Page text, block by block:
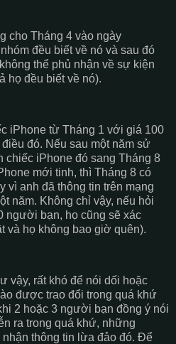
cho Tháng 4 vào ngày
đều biết về nó và sau đó
thể phủ nhận về sự kiện
họ đều biết về nó).
iPhone từ Tháng 1 với giá 100
đó. Nếu sau một năm sử
chiếc iPhone đó sang Tháng 8
mới tinh, thì Tháng 8 có
vì anh đã thông tin trên mạng
năm. Không chỉ vậy, nếu hỏi
người bạn, họ cũng sẽ xác
và họ không bao giờ quên).
vậy, rất khó để nói dối hoặc
được trao đổi trong quá khứ
2 hoặc 3 người bạn đồng ý nói
ra trong quá khứ, những
thông tin lừa đảo đó. Để